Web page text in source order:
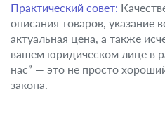
Практический совет:
описания товаров, указание
актуальная цена, а также
вашем юридическом лице в
нас” — это не просто
закона.